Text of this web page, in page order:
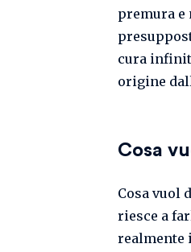
premura
cura
origine
Cosa
Cosa vuol
riesce a
realmente